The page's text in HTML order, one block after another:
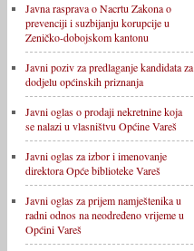
Javna rasprava o Nacrtu Zakona o
prevenciji i suzbijanju korupcije u
Zeničko-dobojskom kantonu
Javni poziv za predlaganje kandidata za
dodjelu općinskih priznanja
Javni oglas o prodaji nekretnine koja
se nalazi u vlasništvu Općine Vareš
Javni oglas za izbor i imenovanje
direktora Opće biblioteke Vareš
Javni oglas za prijem namještenika u
radni odnos na neodređeno vrijeme u
Općini Vareš